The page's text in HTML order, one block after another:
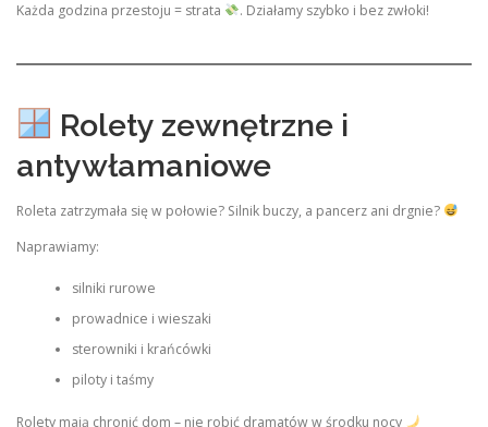
Każda godzina przestoju = strata . Działamy szybko i bez zwłoki!
Rolety zewnętrzne i
antywłamaniowe
Roleta zatrzymała się w połowie? Silnik buczy, a pancerz ani drgnie?
Naprawiamy:
silniki rurowe
prowadnice i wieszaki
sterowniki i krańcówki
piloty i taśmy
Rolety mają chronić dom – nie robić dramatów w środku nocy